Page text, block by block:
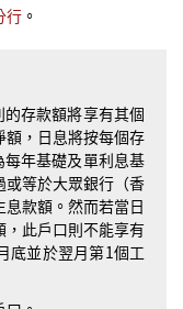
行 。
的存款額將享有其個
額，日息將按每個存
年基礎及單利息基
等於大眾銀行（香
款額。然而若當日
此戶口則不能享有
底並於翌月第1個工